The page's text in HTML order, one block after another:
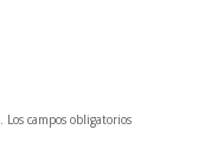
Los campos obligatorios